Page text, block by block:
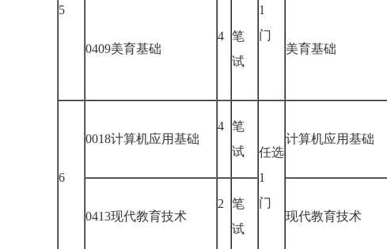
5
1
门
0409美育基础
4 笔
试
美育基础
6
0018计算机应用基础
4 笔
试
任选
1
门
计算机应用基础
0413现代教育技术
2
笔
试
现代教育技术